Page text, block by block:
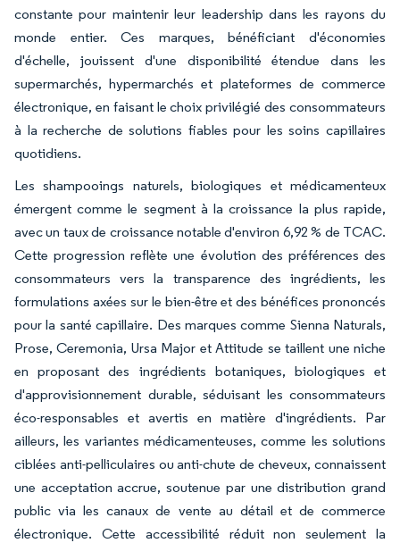
constante pour maintenir leur leadership dans les rayons du
monde entier. Ces marques, bénéficiant d'économies
d'échelle, jouissent d'une disponibilité étendue dans les
supermarchés, hypermarchés et plateformes de commerce
électronique, en faisant le choix privilégié des consommateurs
à la recherche de solutions fiables pour les soins capillaires
quotidiens.
Les shampooings naturels, biologiques et médicamenteux
émergent comme le segment à la croissance la plus rapide,
avec un taux de croissance notable d'environ 6,92 % de TCAC.
Cette progression reflète une évolution des préférences des
consommateurs vers la transparence des ingrédients, les
formulations axées sur le bien-être et des bénéfices prononcés
pour la santé capillaire. Des marques comme Sienna Naturals,
Prose, Ceremonia, Ursa Major et Attitude se taillent une niche
en proposant des ingrédients botaniques, biologiques et
d'approvisionnement durable, séduisant les consommateurs
éco-responsables et avertis en matière d'ingrédients. Par
ailleurs, les variantes médicamenteuses, comme les solutions
ciblées anti-pelliculaires ou anti-chute de cheveux, connaissent
une acceptation accrue, soutenue par une distribution grand
public via les canaux de vente au détail et de commerce
électronique. Cette accessibilité réduit non seulement la